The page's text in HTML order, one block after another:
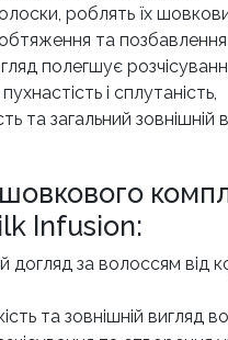
роблять їх
та позбавлення
полегшує
і сплутаність,
та загальний зовнішній
Infusion:
догляд за волоссям від
та зовнішній вигляд